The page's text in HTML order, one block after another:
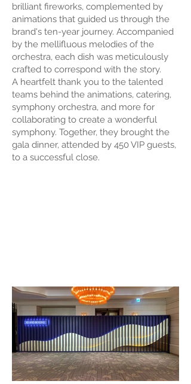
brilliant fireworks, complemented by
animations that guided us through the
brand's ten-year journey. Accompanied
by the mellifluous melodies of the
orchestra, each dish was meticulously
crafted to correspond with the story.
A heartfelt thank you to the talented
teams behind the animations, catering,
symphony orchestra, and more for
collaborating to create a wonderful
symphony. Together, they brought the
gala dinner, attended by 450 VIP guests,
to a successful close.